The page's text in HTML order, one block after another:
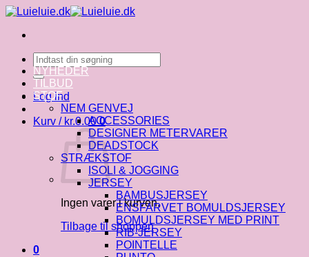
Fortsæt
indhold
Søg
efter:
Log ind
Kurv / kr.0.00 0
Ingen varer i kurven.
Tilbage til shoppen
0
NYHEDER
TILBUD
STOF
NEM GENVEJ
ACCESSORIES
DESIGNER METERVARER
DEADSTOCK
STRÆKSTOF
ISOLI & JOGGING
JERSEY
BAMBUSJERSEY
ENSFARVET BOMULDSJERSEY
BOMULDSJERSEY MED PRINT
RIB-JERSEY
POINTELLE